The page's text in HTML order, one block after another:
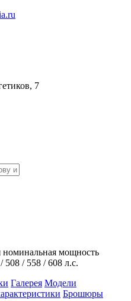
7
мощность
508 / 558 / 608 л.с.
Галерея Модели
Брошюры